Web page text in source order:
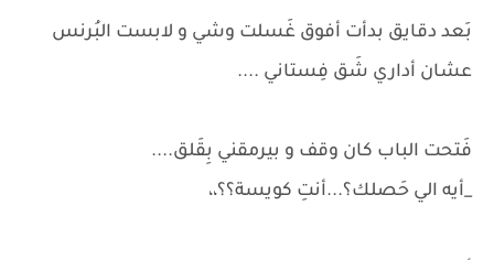
بَعد دقايق بدأت أفوق غَسلت وشي و لابست البُرنس
عشان أداري شَق فِستاني ....
فَتحت الباب كان وقف و بيرمقني بِقَلق....
_أيه الي حَصلك؟...أنتِ كويسة؟؟،،